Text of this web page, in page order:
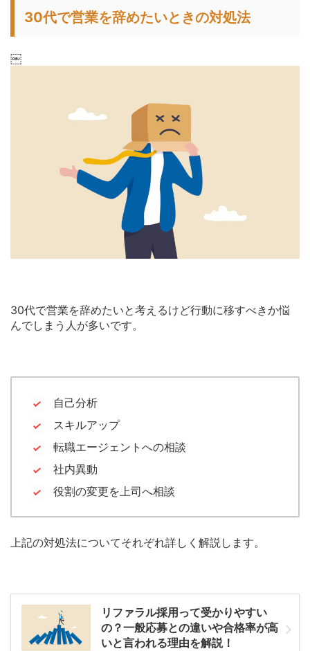
30代で営業を辞めたいときの対処法
￼
30代で営業を辞めたいと考えるけど行動に移すべきか悩
んでしまう人が多いです。
自己分析
スキルアップ
転職エージェントへの相談
社内異動
役割の変更を上司へ相談
上記の対処法についてそれぞれ詳しく解説します。
リファラル採用って受かりやすい
の？一般応募との違いや合格率が高
いと言われる理由を解説！